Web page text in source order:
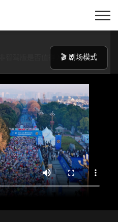
智驾版是否值得入手🎬 剧场模式